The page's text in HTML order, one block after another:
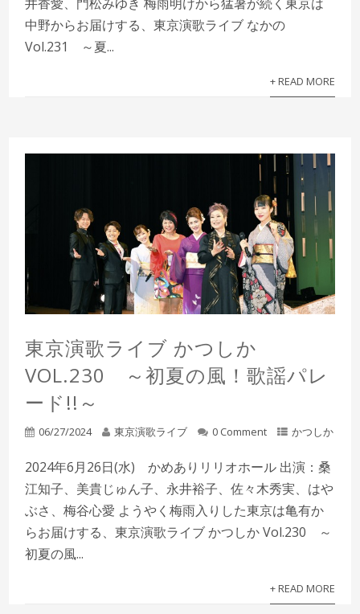
中野からお届けする、東京演歌ライブ なかの
Vol.231 ～夏...
+ READ MORE
東京演歌ライブ かつしか
VOL.230 ～初夏の風！歌謡パレ
ード!!～
06/27/2024 東京演歌ライブ 0 Comment かつしか
2024年6月26日(水) かめありリリオホール 出演：桑
江知子、美貴じゅん子、永井裕子、佐々木秀実、はや
ぶさ、梅谷心愛 ようやく梅雨入りした東京は亀有か
らお届けする、東京演歌ライブ かつしか Vol.230 ～
初夏の風...
+ READ MORE